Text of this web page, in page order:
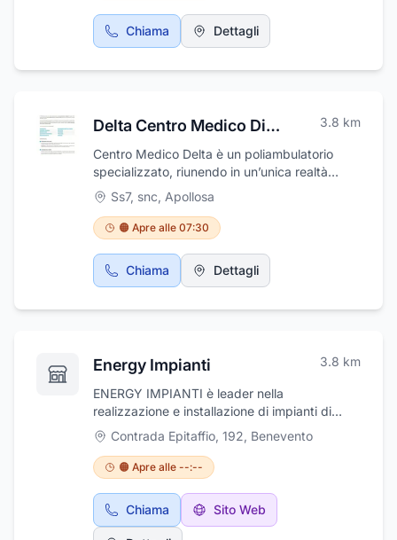
assistenza rapida ed efficiente in qualsiasi
situazione.Che si tratti di riportare un’auto alle
dettagli, la Carrozzeria Gabriele Orlacchio
particolare.
Chiama Dettagli
Delta Centro Medico Diagnostico 3.8 km
Centro Medico Delta è un poliambulatorio
specializzato, riunendo in un’unica realtà
medici e specialisti di diversi rami della
medicina.
Ss7, snc, Apollosa
🟠 Apre alle 07:30
Chiama Dettagli
Energy Impianti 3.8 km
ENERGY IMPIANTI è leader nella
realizzazione e installazione di impianti di
climatizzazione, impianti elettrici, impianti
idraulici, impianti solari, domotica e
videosorveglianza.La ditta dispone di
tecnologie all’ avanguardia e di uno staff
altamente specializzato in grado di soddisfare
le esigenze più complesse di ogni settore.
Siamo un punto di riferimento nel settore per
Contrada Epitaffio, 192, Benevento
🟠 Apre alle --:--
Chiama Sito Web